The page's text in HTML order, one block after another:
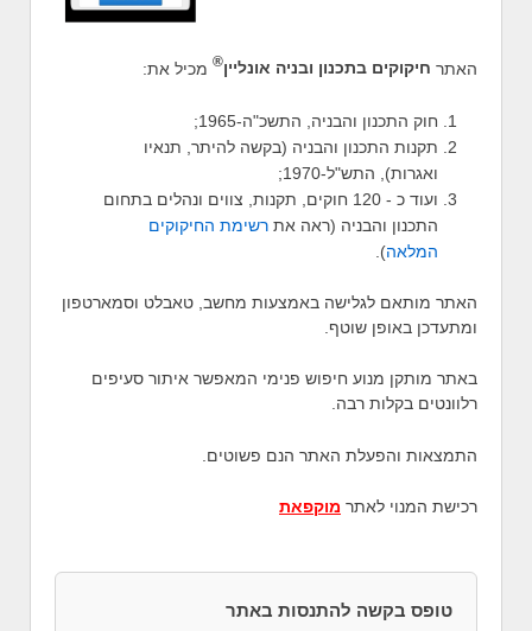
האתר חיקוקים בתכנון ובניה אונליין® מכיל את:
חוק התכנון והבניה, התשכ"ה-1965;
תקנות התכנון והבניה (בקשה להיתר, תנאיו
ואגרות), התש"ל-1970;
ועוד כ - 120 חוקים, תקנות, צווים ונהלים בתחום
התכנון והבניה (ראה את רשימת החיקוקים
המלאה).
האתר מותאם לגלישה באמצעות מחשב, טאבלט וסמארטפון
ומתעדכן באופן שוטף.
באתר מותקן מנוע חיפוש פנימי המאפשר איתור סעיפים
רלוונטים בקלות רבה.
התמצאות והפעלת האתר הנם פשוטים.
רכישת המנוי לאתר מוקפאת
טופס בקשה להתנסות באתר